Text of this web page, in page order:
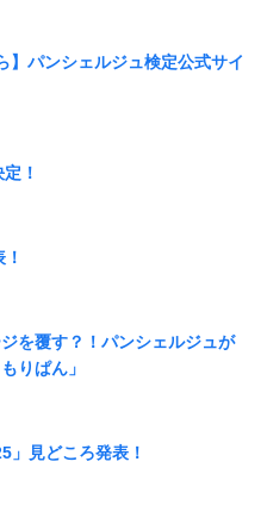
】パンシェルジュ検定公式サイ
！
を覆す？！パンシェルジュが
りぱん」
」見どころ発表！